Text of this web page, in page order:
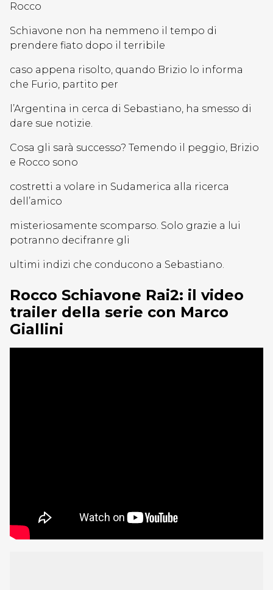
Rocco
Schiavone non ha nemmeno il tempo di
prendere fiato dopo il terribile
caso appena risolto, quando Brizio lo informa
che Furio, partito per
l’Argentina in cerca di Sebastiano, ha smesso di
dare sue notizie.
Cosa gli sarà successo? Temendo il peggio, Brizio
e Rocco sono
costretti a volare in Sudamerica alla ricerca
dell’amico
misteriosamente scomparso. Solo grazie a lui
potranno decifranre gli
ultimi indizi che conducono a Sebastiano.
Rocco Schiavone Rai2: il video
trailer della serie con Marco
Giallini